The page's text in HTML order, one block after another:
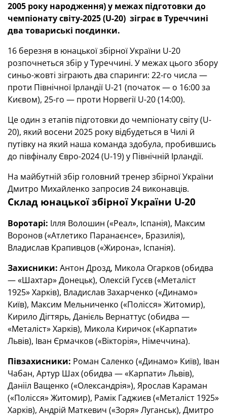
2005 року народження) у межах підготовки до
чемпіонату світу-2025 (U-20) зіграє в Туреччині
два товариські поєдинки.
16 березня в юнацької збірної України U-20
розпочнеться збір у Туреччині. У межах цього збору
синьо-жовті зіграють два спаринги: 22-го числа —
проти Північної Ірландії U-21 (початок — о 16:00 за
Києвом), 25-го — проти Норвегії U-20 (14:00).
Це один з етапів підготовки до чемпіонату світу (U-
20), який восени 2025 року відбудеться в Чилі й
путівку на який наша команда здобула, пробившись
до півфіналу Євро-2024 (U-19) у Північній Ірландії.
На майбутній збір головний тренер збірної України
Дмитро Михайленко запросив 24 виконавців.
Склад юнацької збірної України U-20
Воротарі: Ілля Волошин («Реал», Іспанія), Максим
Воронов («Атлетико Паранаєнсе», Бразилія),
Владислав Крапивцов («Жирона», Іспанія).
Захисники: Антон Дрозд, Микола Огарков (обидва
— «Шахтар» Донецьк), Олексій Гусєв («Металіст
1925» Харків), Владислав Захарченко («Динамо»
Київ), Максим Мельниченко («Полісся» Житомир),
Кирило Дігтярь, Данієль Вернаттус (обидва —
«Металіст» Харків), Микола Киричок («Карпати»
Львів), Іван Єрмачков («Вікторія», Німеччина).
Півзахисники: Роман Саленко («Динамо» Київ), Іван
Чабан, Артур Шах (обидва — «Карпати» Львів),
Данііл Ващенко («Олександрія»), Ярослав Караман
(«Полісся» Житомир), Рамік Гаджиєв («Металіст 1925»
Харків), Андрій Маткевич («Зоря» Луганськ), Дмитро